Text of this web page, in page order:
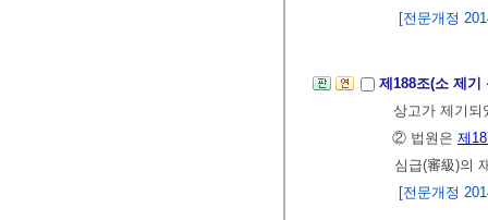
[전문개정
제188조(소 제
상고가 제기되
② 법원은 제
심급(審級)의
[전문개정